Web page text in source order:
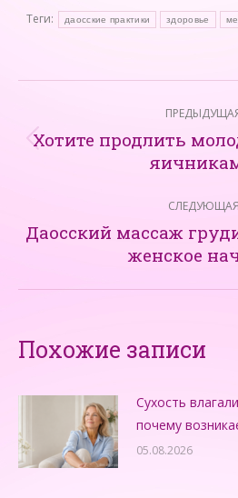
Теги: даосские практики здоровье
по
записям
Хотите продлить
СЛЕДУЮЩАЯ
Даосский массаж
женское
Похожие записи
Сухость
почему
05.08.2026